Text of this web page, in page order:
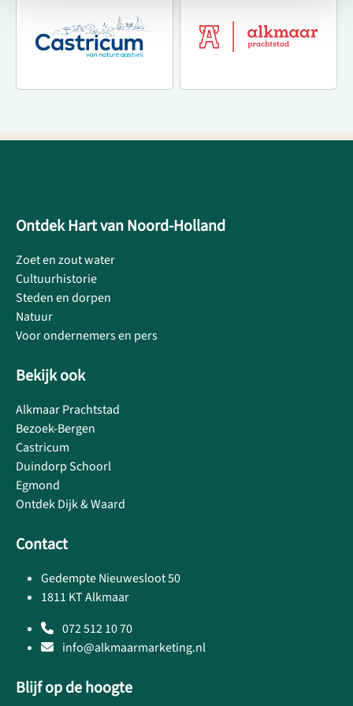
Ontdek Hart van Noord-Holland
Zoet en zout water
Cultuurhistorie
Steden en dorpen
Natuur
Voor ondernemers en pers
Bekijk ook
Alkmaar Prachtstad
Bezoek-Bergen
Castricum
Duindorp Schoorl
Egmond
Ontdek Dijk & Waard
Contact
Gedempte Nieuwesloot 50
1811 KT Alkmaar
072 512 10 70
info@alkmaarmarketing.nl
Blijf op de hoogte